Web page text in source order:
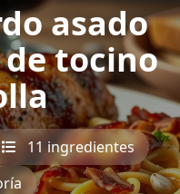
asado
tocino
11 ingredientes